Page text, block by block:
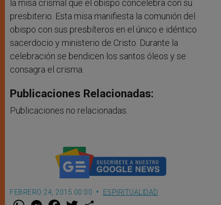
la misa crismal que el obispo concelebra con su
presbiterio. Esta misa manifiesta la comunión del
obispo con sus presbíteros en el único e idéntico
sacerdocio y ministerio de Cristo. Durante la
celebración se bendicen los santos óleos y se
consagra el crisma.
Publicaciones Relacionadas:
Publicaciones no relacionadas.
FEBRERO 24, 2015 00:00 ESPIRITUALIDAD
W M F